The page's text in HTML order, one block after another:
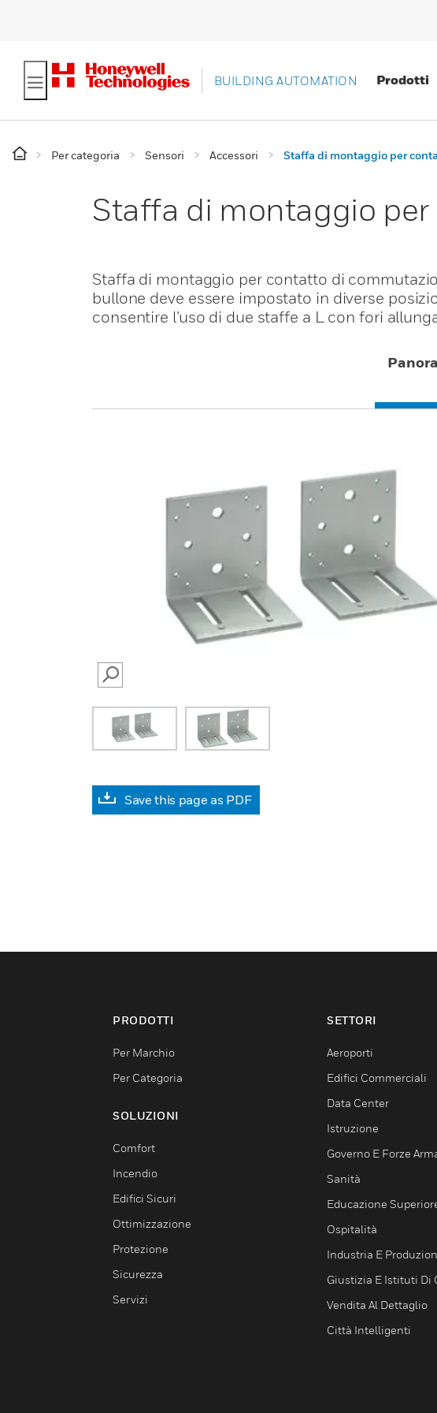
BUILDING AUTOMATION Prodotti
Per categoria Sensori Accessori Staffa di montaggio per
Staffa di montaggio
Staffa di montaggio per contatto di
bullone deve essere impostato in diverse
consentire l’uso di due staffe a L con fori
SEARCH
Save this page as PDF
PRODOTTI
Per Marchio
Per Categoria
SOLUZIONI
Comfort
Incendio
Edifici Sicuri
Ottimizzazione
Protezione
Sicurezza
Servizi
SETTORI
Aeroporti
Edifici Commerciali
Data Center
Istruzione
Governo E Forze
Sanità
Educazione
Ospitalità
Industria E
Giustizia E Istituti Di
Vendita Al Dettaglio
Città Intelligenti